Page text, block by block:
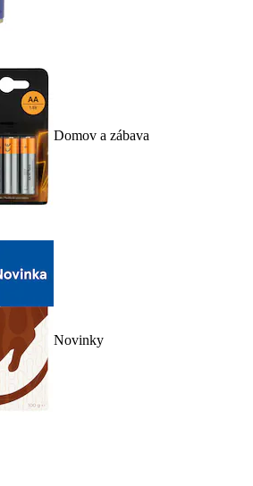
Domov a zábava
Novinky